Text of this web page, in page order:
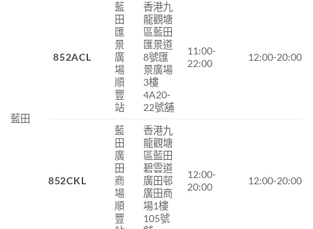
藍田
852ACL
藍
田
匯
景
廣
場
順
豐
站
香港九
龍觀塘
區藍田
匯景道
8號匯
景廣場
3樓
4A20-
22號舖
11:00-
22:00
12:00-20:00
852CKL
藍
田
廣
田
商
場
順
豐
香港九
龍觀塘
區藍田
碧雲道
廣田邨
廣田商
場1樓
105號
12:00-
20:00
12:00-20:00